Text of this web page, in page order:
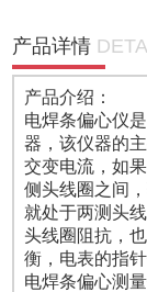
产品详情
产品介绍：
电焊条偏心仪
器，该仪器的
交变电流，如
侧头线圈之间
就处于两测头
头线圈阻抗，
衡，电表的指
电焊条偏心测